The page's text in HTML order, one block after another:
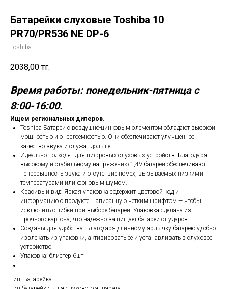
Батарейки слуховые Toshiba 10
PR70/PR536 NE DP-6
Toshiba
2038,00 тг.
Время работы: понедельник-пятница с
8:00-16:00.
Ищем региональных дилеров.
Toshiba Батареи с воздушно-цинковым элементом обладают высокой
мощностью и энергоемкостью. Они обеспечивают улучшенное
качество звука и служат дольше.
Идеально подходят для цифровых слуховых устройств: Благодаря
высокому и стабильному напряжению 1,4V батареи обеспечивают
непрерывность звука и отсутствие помех, вызываемых низкими
температурами или фоновым шумом.
Красивый вид: Яркая упаковка содержит цветовой код и
информацию о продукте, написанную четким шрифтом — чтобы
исключить ошибки при выборе батареи. Упаковка сделана из
прочного картона, что надежно защищает батареи от ударов.
Созданы для удобства: Благодаря длинному ярлычку батарею удобно
извлекать из упаковки, активировать ее и устанавливать в слуховое
устройство.
Упаковка: блистер 6шт
.
Тип: Батарейка